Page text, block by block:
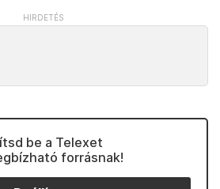
be a Telexet
forrásnak!